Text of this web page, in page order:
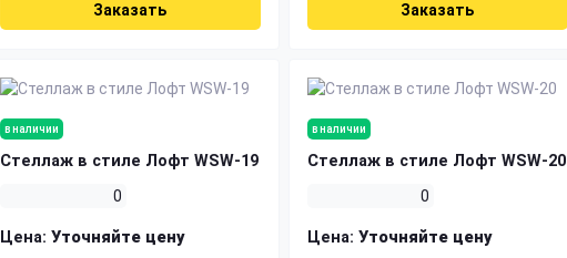
Заказать Заказать
в наличии
Стеллаж в стиле Лофт WSW-19
0
Цена: Уточняйте цену
в наличии
Стеллаж в стиле Лофт WSW-20
0
Цена: Уточняйте цену